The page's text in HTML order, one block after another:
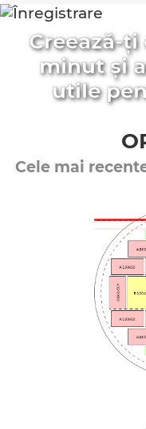
Creează-
minut și
utile
Cele mai